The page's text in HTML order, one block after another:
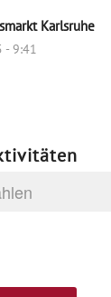
Karlsruhe
- 9:41